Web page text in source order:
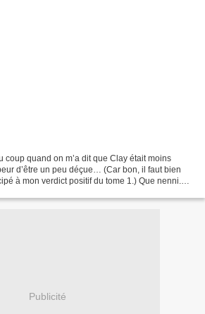
coup quand on m’a dit que Clay était moins
d’être un peu déçue… (Car bon, il faut bien
à mon verdict positif du tome 1.) Que nenni.
Publicité